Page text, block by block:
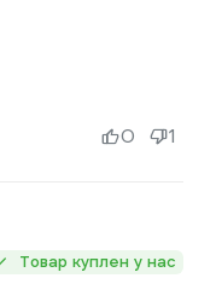
0 1
Товар куплен у нас